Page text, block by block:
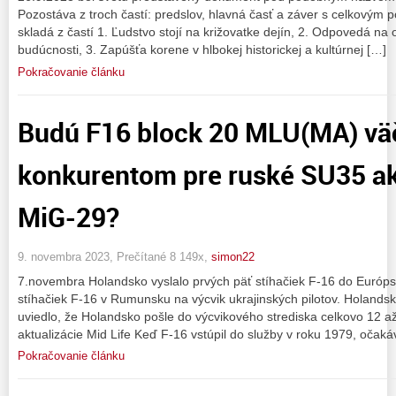
Pozostáva z troch častí: predslov, hlavná časť a záver s celkovým
skladá z častí 1. Ľudstvo stojí na križovatke dejín, 2. Odpovedá na
budúcnosti, 3. Zapúšťa korene v hlbokej historickej a kultúrnej […]
Pokračovanie článku
Budú F16 block 20 MLU(MA)
konkurentom pre ruské SU35
MiG-29?
9. novembra 2023, Prečítané 8 149x, simon22
7.novembra Holandsko vyslalo prvých päť stíhačiek F-16 do
stíhačiek F-16 v Rumunsku na výcvik ukrajinských pilotov.
uviedlo, že Holandsko pošle do výcvikového strediska celkovo 12
aktualizácie Mid Life Keď F-16 vstúpil do služby v roku 1979,
Pokračovanie článku